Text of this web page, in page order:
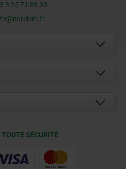
3 25 71 89 30
TOUTE SÉCURITÉ